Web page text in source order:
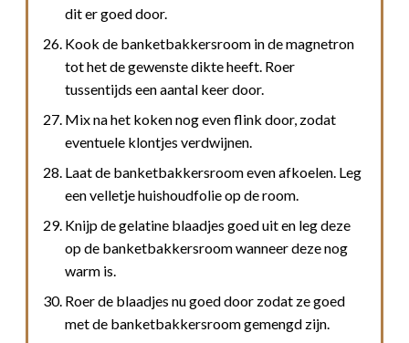
dit er goed door.
Kook de banketbakkersroom in de magnetron
tot het de gewenste dikte heeft. Roer
tussentijds een aantal keer door.
Mix na het koken nog even flink door, zodat
eventuele klontjes verdwijnen.
Laat de banketbakkersroom even afkoelen. Leg
een velletje huishoudfolie op de room.
Knijp de gelatine blaadjes goed uit en leg deze
op de banketbakkersroom wanneer deze nog
warm is.
Roer de blaadjes nu goed door zodat ze goed
met de banketbakkersroom gemengd zijn.